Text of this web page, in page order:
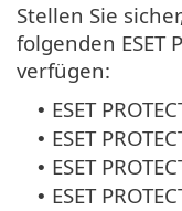
Stellen Sie
folgenden ESET
verfügen:
• ESET
• ESET
• ESET
• ESET